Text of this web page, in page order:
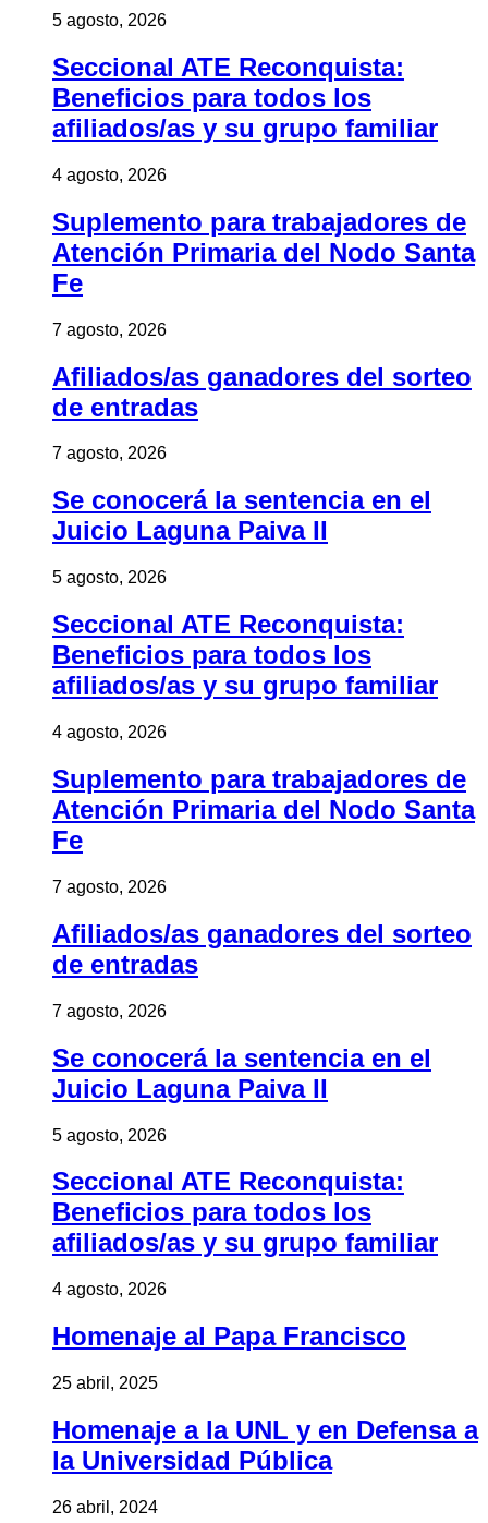
5 agosto, 2026
Seccional ATE Reconquista:
Beneficios para todos los
afiliados/as y su grupo familiar
4 agosto, 2026
Suplemento para trabajadores de
Atención Primaria del Nodo Santa
Fe
7 agosto, 2026
Afiliados/as ganadores del sorteo
de entradas
7 agosto, 2026
Se conocerá la sentencia en el
Juicio Laguna Paiva II
5 agosto, 2026
Seccional ATE Reconquista:
Beneficios para todos los
afiliados/as y su grupo familiar
4 agosto, 2026
Suplemento para trabajadores de
Atención Primaria del Nodo Santa
Fe
7 agosto, 2026
Afiliados/as ganadores del sorteo
de entradas
7 agosto, 2026
Se conocerá la sentencia en el
Juicio Laguna Paiva II
5 agosto, 2026
Seccional ATE Reconquista:
Beneficios para todos los
afiliados/as y su grupo familiar
4 agosto, 2026
Homenaje al Papa Francisco
25 abril, 2025
Homenaje a la UNL y en Defensa a
la Universidad Pública
26 abril, 2024